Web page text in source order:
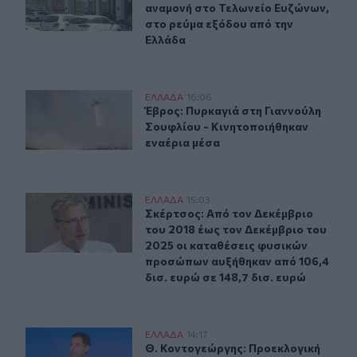
αναμονή στο Τελωνείο Ευζώνων,
στο ρεύμα εξόδου από την
Ελλάδα
Έβρος: Πυρκαγιά στη Γιαννούλη Σουφλίου -
ΕΛΛAΔΑ 16:06
Έβρος: Πυρκαγιά στη Γιαννούλη
Έβρος: Πυρκαγιά στη Γιαννούλη
Σουφλίου - Κινητοποιήθηκαν
εναέρια μέσα
Σκέρτσος: Από τον Δεκέμβριο του 2018 έως τον
ΕΛΛAΔΑ 15:03
Σκέρτσος: Από τον Δεκέμβριο του
Σκέρτσος: Από τον Δεκέμβριο
του 2018 έως τον Δεκέμβριο του
2025 οι καταθέσεις φυσικών
προσώπων αυξήθηκαν από 106,4
δισ. ευρώ σε 148,7 δισ. ευρώ
Θ. Κοντογεώργης: Προεκλογική αλλά όχι
ΕΛΛAΔΑ 14:17
Θ. Κοντογεώργης: Προεκλογική
Θ. Κοντογεώργης: Προεκλογική